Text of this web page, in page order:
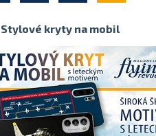
2 3 4
Stylové kryty na mobil